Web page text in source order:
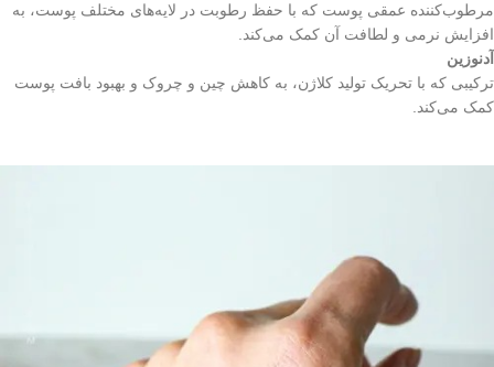
مرطوب‌کننده عمقی پوست که با حفظ رطوبت در لایه‌های مختلف پوست، به
افزایش نرمی و لطافت آن کمک می‌کند.
آدنوزین
ترکیبی که با تحریک تولید کلاژن، به کاهش چین و چروک و بهبود بافت پوست
کمک می‌کند.